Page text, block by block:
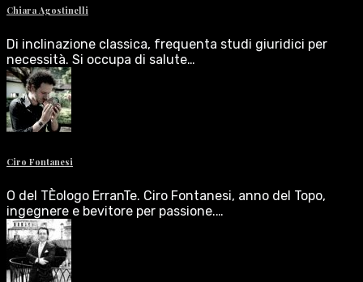
Chiara Agostinelli
Di inclinazione classica, frequenta studi giuridici per
necessità. Si occupa di salute…
Ciro Fontanesi
O del TÈologo ErranTe. Ciro Fontanesi, anno del Topo,
ingegnere e bevitore per passione.…